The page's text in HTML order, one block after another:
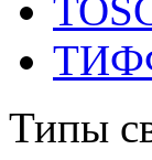
Типы